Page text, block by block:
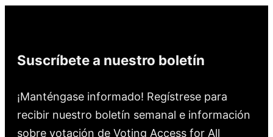
Suscríbete a nuestro boletín
¡Manténgase informado! Regístrese para
recibir nuestro boletín semanal e información
sobre votación de Voting Access for All